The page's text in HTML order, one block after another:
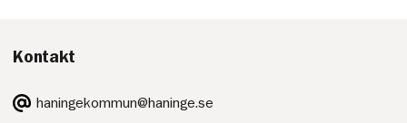
Kontakt
E-
post:
haningekommun@haninge.se